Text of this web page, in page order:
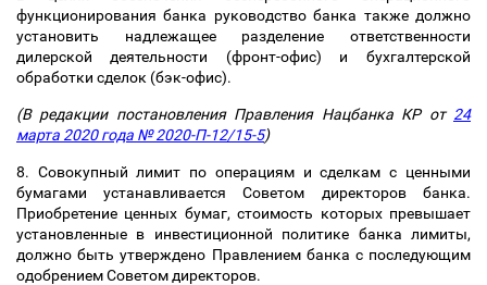
функционирования банка руководство банка также должно
установить надлежащее разделение ответственности
дилерской деятельности (фронт-офис) и бухгалтерской
обработки сделок (бэк-офис).
(В редакции постановления Правления Нацбанка КР от 24
марта 2020 года № 2020-П-12/15-5)
8. Совокупный лимит по операциям и сделкам с ценными
бумагами устанавливается Советом директоров банка.
Приобретение ценных бумаг, стоимость которых превышает
установленные в инвестиционной политике банка лимиты,
должно быть утверждено Правлением банка с последующим
одобрением Советом директоров.